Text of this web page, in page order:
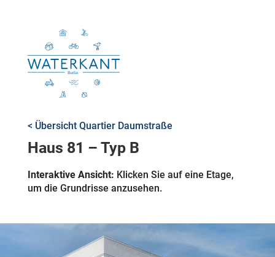
< Übersicht Quartier Daumstraße
Haus 81 – Typ B
Interaktive Ansicht: Klicken Sie auf eine Etage,
um die Grundrisse anzusehen.